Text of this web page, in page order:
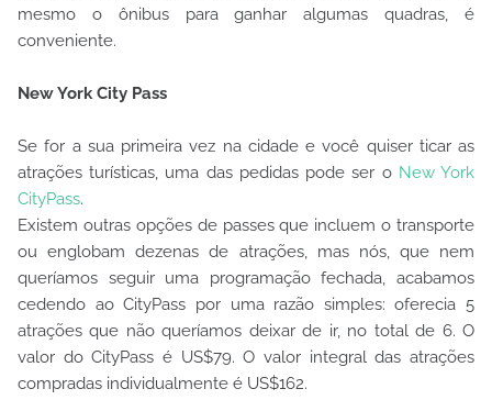
mesmo o ônibus para ganhar algumas quadras, é
conveniente.
New York City Pass
Se for a sua primeira vez na cidade e você quiser ticar as
atrações turísticas, uma das pedidas pode ser o New York
CityPass.
Existem outras opções de passes que incluem o transporte
ou englobam dezenas de atrações, mas nós, que nem
queríamos seguir uma programação fechada, acabamos
cedendo ao CityPass por uma razão simples: oferecia 5
atrações que não queríamos deixar de ir, no total de 6. O
valor do CityPass é US$79. O valor integral das atrações
compradas individualmente é US$162.